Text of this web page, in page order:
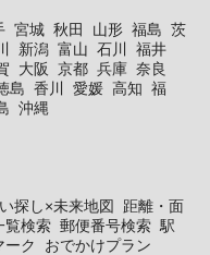
宮城 秋田 山形 福島 茨
新潟 富山 石川
福井
大阪 京都 兵庫 奈良
島 香川 愛媛 高知 福
沖縄
探し×未来地図
距離・面
覧検索 郵便番号検索 駅
ーク おでかけプラン